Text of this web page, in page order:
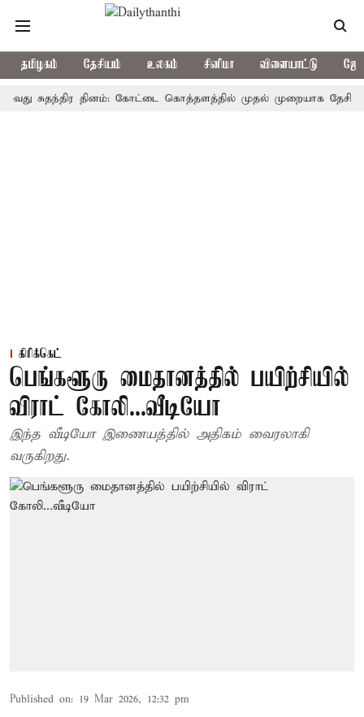
தமிழகம் தேசியம் உலகம் சினிமா விளையாட்டு
சுதந்திர தினம்: கோட்டை கொத்தளத்தில் முதல் முறையாக தேசிய கொடி
கிரிக்கெட்
பெங்களூரு மைதானத்தில் பயிற்சியில்
விராட் கோலி...வீடியோ
இந்த வீடியோ இணையத்தில் அதிகம் வைரலாகி
வருகிறது.
Published on: 19 Mar 2026, 12:32 pm